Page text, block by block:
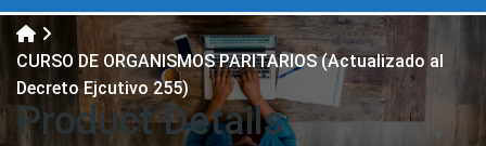
CURSO DE ORGANISMOS PARITARIOS (Actualizado al
Decreto Ejcutivo 255)
Product Details